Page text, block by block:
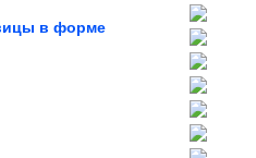
в форме